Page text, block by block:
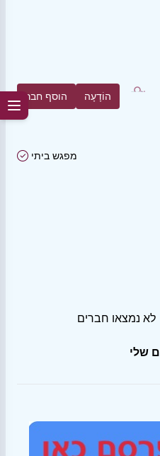
הוסף חבר הוֹדָעָה
מפגש ביתי
לא נמצאו חברים